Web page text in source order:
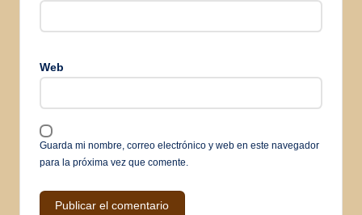
Web
Guarda mi nombre, correo electrónico y web en este navegador
para la próxima vez que comente.